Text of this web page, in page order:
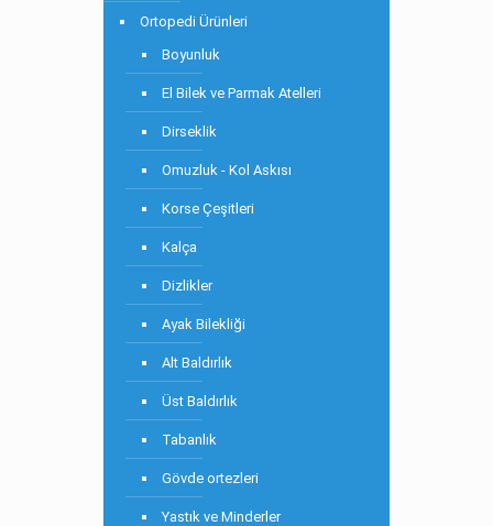
Ortopedi Ürünleri
Boyunluk
El Bilek ve Parmak Atelleri
Dirseklik
Omuzluk - Kol Askısı
Korse Çeşitleri
Kalça
Dizlikler
Ayak Bilekliği
Alt Baldırlık
Üst Baldırlık
Tabanlık
Gövde ortezleri
Yastık ve Minderler